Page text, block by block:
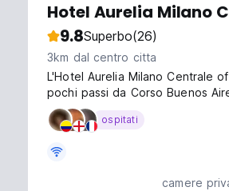
Hotel Aurelia Milano
9.8Superbo(26)
3km dal centro citta
L'Hotel Aurelia Milano Centrale
pochi passi da Corso Buenos
per visitare questa affascinante
ospitati
camere